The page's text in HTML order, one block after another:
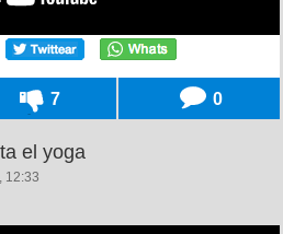
7 0
el yoga
12:33